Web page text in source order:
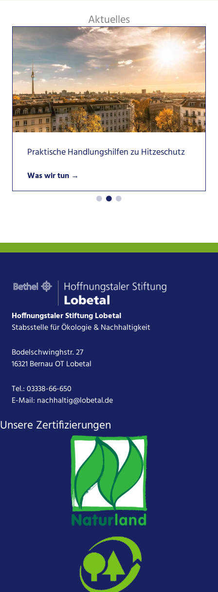
Aktuelles
Praktische Handlungshilfen zu Hitzeschutz
Was wir tun →
Hoffnungstaler Stiftung Lobetal
Stabsstelle für Ökologie & Nachhaltigkeit
Bodelschwinghstr. 27
16321 Bernau OT Lobetal
Tel.: 03338-66-650
E-Mail: nachhaltig@lobetal.de
Unsere Zertifizierungen